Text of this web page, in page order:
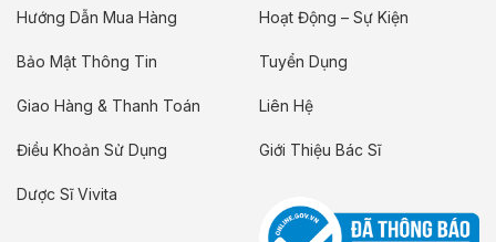
Hướng Dẫn Mua Hàng
Bảo Mật Thông Tin
Giao Hàng & Thanh Toán
Điều Khoản Sử Dụng
Dược Sĩ Vivita
Hoạt Động – Sự Kiện
Tuyển Dụng
Liên Hệ
Giới Thiệu Bác Sĩ